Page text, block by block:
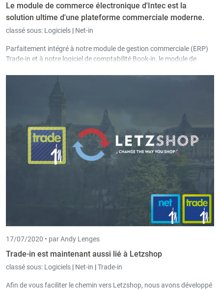
Le module de commerce électronique d'Intec est la
solution ultime d'une plateforme commerciale moderne.
classé sous: Logiciels | Net-in
Parfaitement intégré à notre module de gestion commerciale (ERP)
Trade-in et à notre logiciel de comptabilité Book-in, le module de
17/07/2020 • par Andy Lenges
Trade-in est maintenant aussi lié à Letzshop
classé sous: Logiciels | Net-in |Trade-in
Afin de vous faciliter le chemin vers Letzshop, nous avons développé